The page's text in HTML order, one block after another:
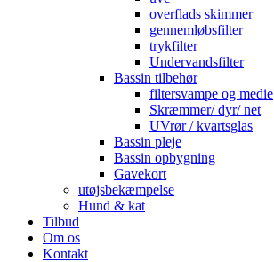
overflads skimmer
gennemløbsfilter
trykfilter
Undervandsfilter
Bassin tilbehør
filtersvampe og medie
Skræmmer/ dyr/ net
UVrør / kvartsglas
Bassin pleje
Bassin opbygning
Gavekort
utøjsbekæmpelse
Hund & kat
Tilbud
Om os
Kontakt